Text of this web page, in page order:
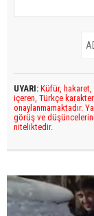
UYARI: Küfür, hakaret,
içeren, Türkçe
onaylanmamaktadır.
görüş ve düşüncelerini
niteliktedir.